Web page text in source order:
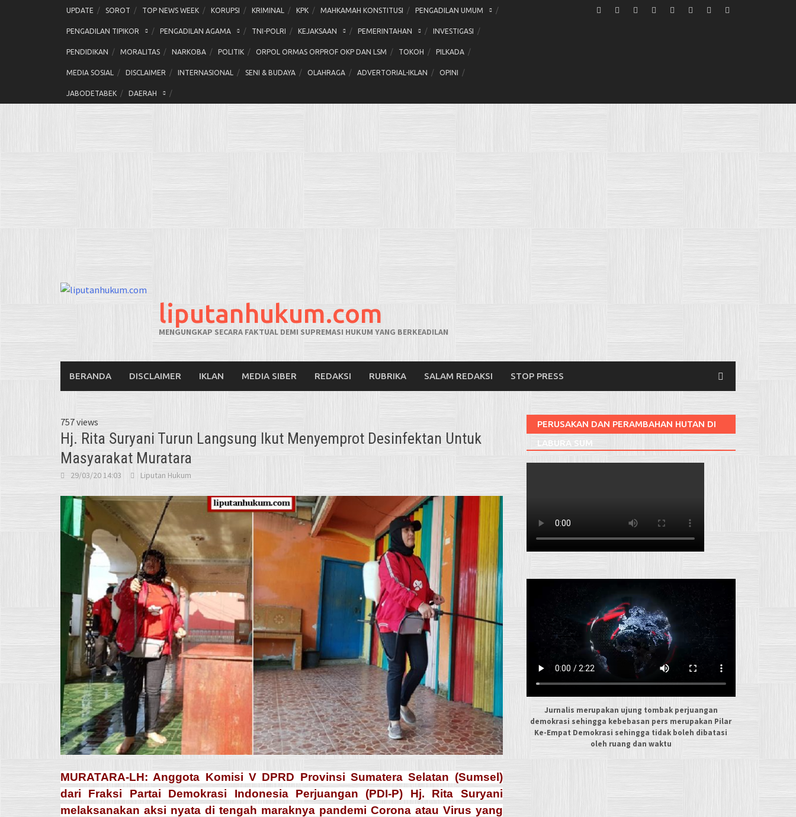
UPDATE SOROT TOP NEWS WEEK KORUPSI KRIMINAL KPK MAHKAMAH KONSTITUSI PENGADILAN UMUM
PENGADILAN TIPIKOR PENGADILAN AGAMA TNI-POLRI KEJAKSAAN PEMERINTAHAN INVESTIGASI
PENDIDIKAN MORALITAS NARKOBA POLITIK ORPOL ORMAS ORPROF OKP DAN LSM TOKOH PILKADA
MEDIA SOSIAL DISCLAIMER INTERNASIONAL SENI & BUDAYA OLAHRAGA ADVERTORIAL-IKLAN OPINI
JABODETABEK DAERAH
liputanhukum.com
MENGUNGKAP SECARA FAKTUAL DEMI SUPREMASI HUKUM YANG BERKEADILAN
BERANDA DISCLAIMER IKLAN MEDIA SIBER REDAKSI RUBRIKA SALAM REDAKSI STOP PRESS
757 views
Hj. Rita Suryani Turun Langsung Ikut Menyemprot Desinfektan Untuk
Masyarakat Muratara
29/03/20 14:03 Liputan Hukum
MURATARA-LH: Anggota Komisi V DPRD Provinsi Sumatera Selatan (Sumsel)
dari Fraksi Partai Demokrasi Indonesia Perjuangan (PDI-P) Hj. Rita Suryani
melaksanakan aksi nyata di tengah maraknya pandemi Corona atau Virus yang
PERUSAKAN DAN PERAMBAHAN HUTAN DI
LABURA SUM
Jurnalis merupakan ujung tombak perjuangan
demokrasi sehingga kebebasan pers merupakan Pilar
Ke-Empat Demokrasi sehingga tidak boleh dibatasi
oleh ruang dan waktu